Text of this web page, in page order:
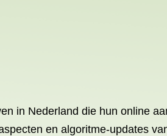
in Nederland die hun online
en algoritme-updates